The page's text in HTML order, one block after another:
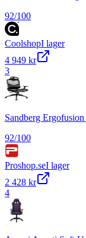
92/100
CoolshopI lager
4 949 kr
3
Sandberg
92/100
Proshop.seI lager
2 428 kr
4